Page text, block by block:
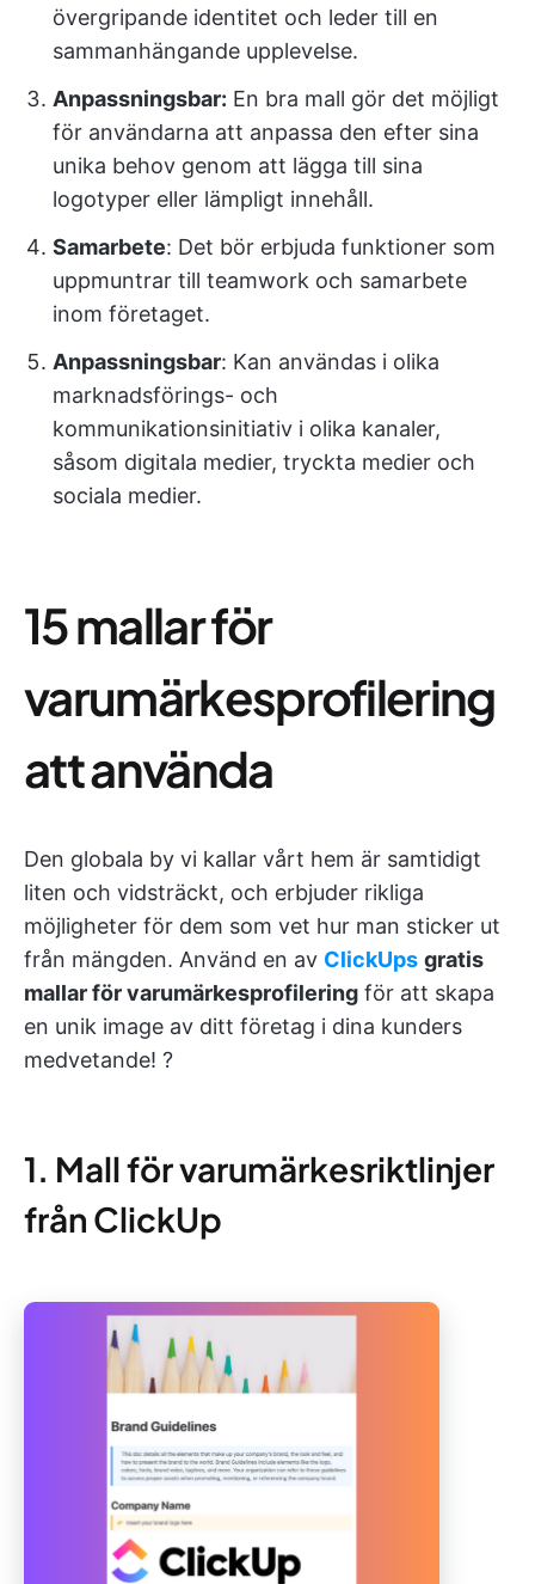
övergripande identitet och leder till en
sammanhängande upplevelse.
Anpassningsbar: En bra mall gör det möjligt
för användarna att anpassa den efter sina
unika behov genom att lägga till sina
logotyper eller lämpligt innehåll.
Samarbete: Det bör erbjuda funktioner som
uppmuntrar till teamwork och samarbete
inom företaget.
Anpassningsbar: Kan användas i olika
marknadsförings- och
kommunikationsinitiativ i olika kanaler,
såsom digitala medier, tryckta medier och
sociala medier.
15 mallar för
varumärkesprofilering
att använda
Den globala by vi kallar vårt hem är samtidigt
liten och vidsträckt, och erbjuder rikliga
möjligheter för dem som vet hur man sticker ut
från mängden. Använd en av ClickUps gratis
mallar för varumärkesprofilering för att skapa
en unik image av ditt företag i dina kunders
medvetande! ?
1. Mall för varumärkesriktlinjer
från ClickUp